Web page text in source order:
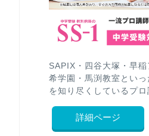
SAPIX・四谷大塚・早
希学園・馬渕教室とい
を知り尽くしているプロ
詳細ページ